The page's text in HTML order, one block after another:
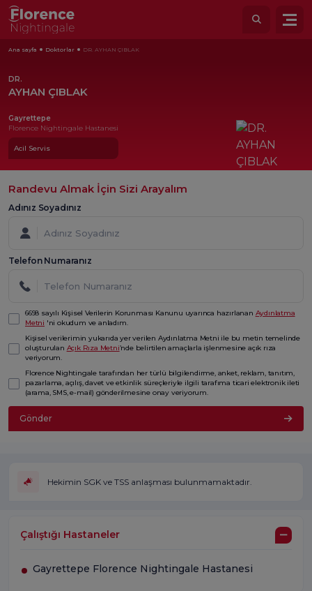
Ana sayfa Doktorlar DR. AYHAN ÇIBLAK
DR.
AYHAN ÇIBLAK
Gayrettepe
Florence Nightingale Hastanesi
Acil Servis
Randevu Almak İçin Sizi Arayalım
Adınız Soyadınız
Telefon Numaranız
6698 sayılı Kişisel Verilerin Korunması Kanunu uyarınca hazırlanan Aydınlatma
Metni 'ni okudum ve anladım.
Kişisel verilerimin yukarıda yer verilen Aydınlatma Metni ile bu metin temelinde
oluşturulan Açık Rıza Metni’nde belirtilen amaçlarla işlenmesine açık rıza
veriyorum.
Florence Nightingale tarafından her türlü bilgilendirme, anket, reklam, tanıtım,
pazarlama, açılış, davet ve etkinlik süreçleriyle ilgili tarafıma ticari elektronik ileti
(arama, SMS, e-mail) gönderilmesine onay veriyorum.
Gönder
Hekimin SGK ve TSS anlaşması bulunmamaktadır.
Çalıştığı Hastaneler
Gayrettepe Florence Nightingale Hastanesi